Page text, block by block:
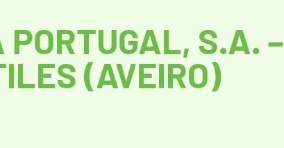
PORTUGAL, S.A. –
(AVEIRO)